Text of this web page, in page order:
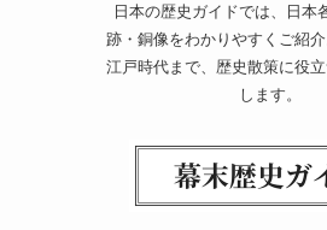
日本の歴史ガイドでは、日本
跡・銅像をわかりやすくご紹
江戸時代まで、歴史散策に役
します。